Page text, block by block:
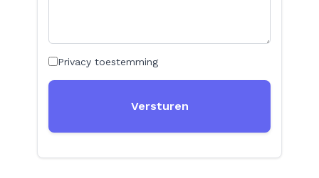
Privacy toestemming
Versturen